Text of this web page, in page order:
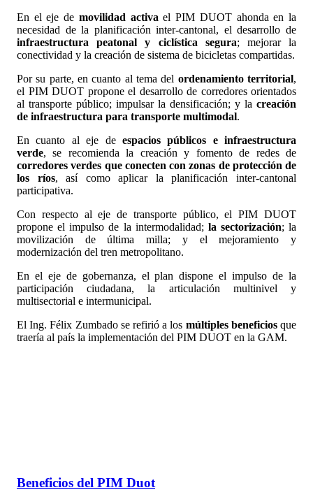
En el eje de movilidad activa el PIM DUOT ahonda en la
necesidad de la planificación inter-cantonal, el desarrollo de
infraestructura peatonal y ciclística segura; mejorar la
conectividad y la creación de sistema de bicicletas compartidas.
Por su parte, en cuanto al tema del ordenamiento territorial,
el PIM DUOT propone el desarrollo de corredores orientados
al transporte público; impulsar la densificación; y la creación
de infraestructura para transporte multimodal.
En cuanto al eje de espacios públicos e infraestructura
verde, se recomienda la creación y fomento de redes de
corredores verdes que conecten con zonas de protección de
los ríos, así como aplicar la planificación inter-cantonal
participativa.
Con respecto al eje de transporte público, el PIM DUOT
propone el impulso de la intermodalidad; la sectorización; la
movilización de última milla; y el mejoramiento y
modernización del tren metropolitano.
En el eje de gobernanza, el plan dispone el impulso de la
participación ciudadana, la articulación multinivel y
multisectorial e intermunicipal.
El Ing. Félix Zumbado se refirió a los múltiples beneficiosque
traería al país la implementación del PIM DUOT en la GAM.
Beneficios del PIM Duot